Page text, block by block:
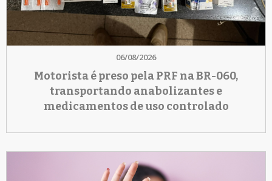
06/08/2026
Motorista é preso pela PRF na BR-060,
transportando anabolizantes e
medicamentos de uso controlado